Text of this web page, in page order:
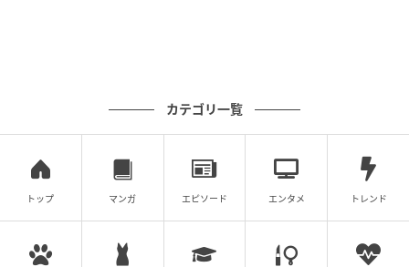
どこかで」とつぶやくと、そのまま自分の席に戻って
大事なのは見た目やスペックじゃない
今回のことで、これまで自分たちも相手の見た目やス
カテゴリ一覧
トップ マンガ エピソード エンタメ トレンド